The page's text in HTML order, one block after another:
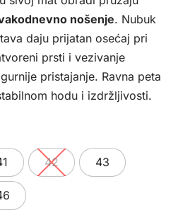
рсд.
8792,00 рсд.
nošenje. Nubuk
daju prijatan osećaj pri
prsti i vezivanje
pristajanje. Ravna peta
hodu i izdržljivosti.
42 43